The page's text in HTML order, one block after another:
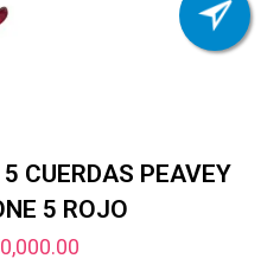
CUERDAS PEAVEY
5 ROJO